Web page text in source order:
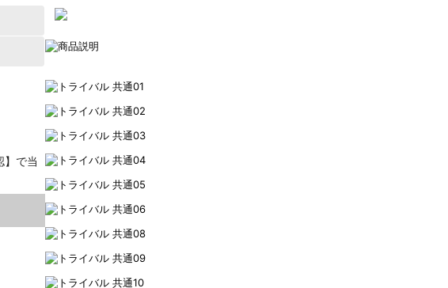
】で当